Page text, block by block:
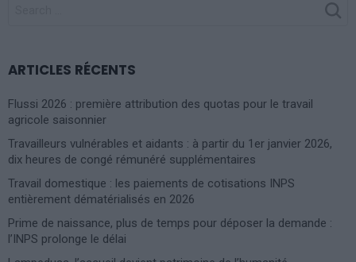
ARTICLES RÉCENTS
Flussi 2026 : première attribution des quotas pour le travail
agricole saisonnier
Travailleurs vulnérables et aidants : à partir du 1er janvier 2026,
dix heures de congé rémunéré supplémentaires
Travail domestique : les paiements de cotisations INPS
entièrement dématérialisés en 2026
Prime de naissance, plus de temps pour déposer la demande :
l’INPS prolonge le délai